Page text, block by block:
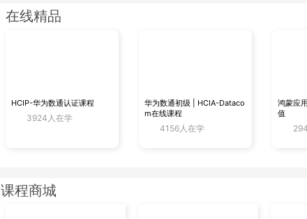
CONCAT函数，如SELECT CONCAT('Hello', 'World')；而
①主要是用C和C++语言编写的，部分功能使用Java编写。
在线精品
HCIP-华为数通认证课程
3924人在学
华为数通初级 | HCIA-Dataco
m在线课程
4156人在学
鸿蒙应
值
课程商城